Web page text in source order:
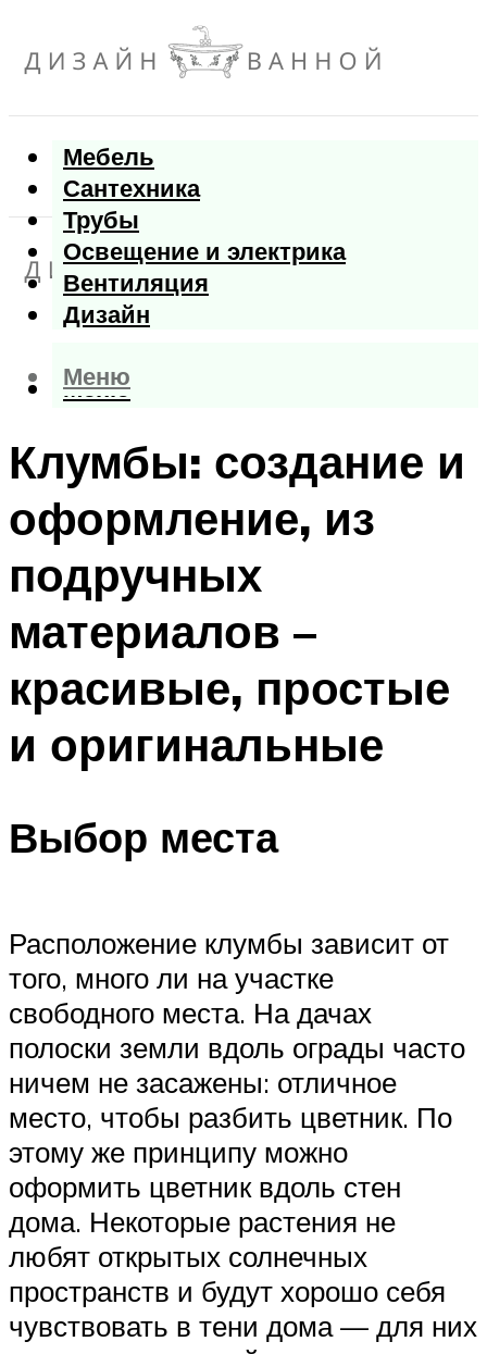
Мебель
Сантехника
Трубы
Освещение и электрика
Вентиляция
Дизайн
Меню
Меню
Клумбы: создание и
оформление, из
подручных
материалов –
красивые, простые
и оригинальные
Выбор места
Расположение клумбы зависит от
того, много ли на участке
свободного места. На дачах
полоски земли вдоль ограды часто
ничем не засажены: отличное
место, чтобы разбить цветник. По
этому же принципу можно
оформить цветник вдоль стен
дома. Некоторые растения не
любят открытых солнечных
пространств и будут хорошо себя
чувствовать в тени дома — для них